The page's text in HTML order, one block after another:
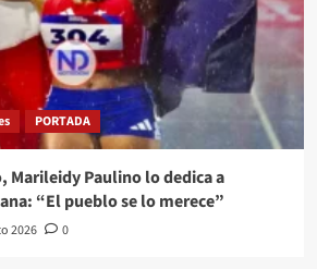
PORTADA
Marileidy Paulino lo dedica a
“El pueblo se lo merece”
2026 0